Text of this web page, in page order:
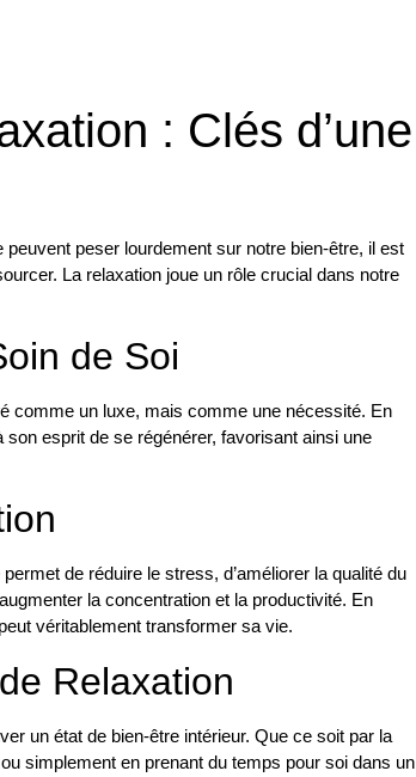
: Clés d’une
peser lourdement sur notre bien-être, il est
La relaxation joue un rôle crucial dans notre
de Soi
comme un luxe, mais comme une nécessité. En
esprit de se régénérer, favorisant ainsi une
de réduire le stress, d’améliorer la qualité du
la concentration et la productivité. En
véritablement transformer sa vie.
Relaxation
un état de bien-être intérieur. Que ce soit par la
simplement en prenant du temps pour soi dans un